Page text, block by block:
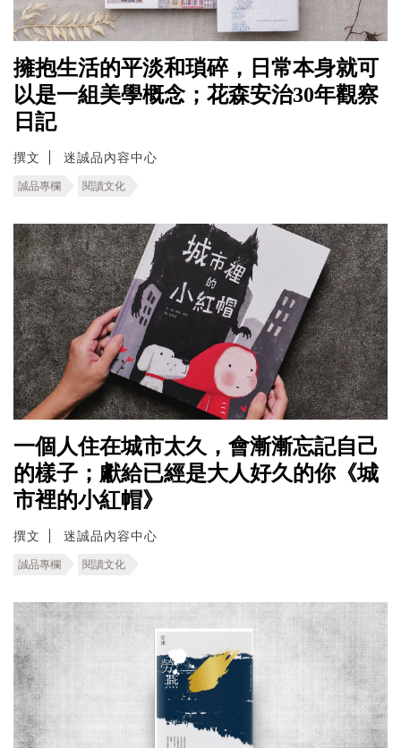
擁抱生活的平淡和瑣碎，日常本身就可
以是一組美學概念；花森安治30年觀察
日記
撰文 迷誠品內容中心
誠品專欄 閱讀文化
一個人住在城市太久，會漸漸忘記自己
的樣子；獻給已經是大人好久的你《城
市裡的小紅帽》
撰文 迷誠品內容中心
誠品專欄 閱讀文化